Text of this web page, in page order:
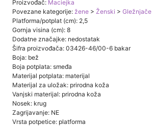
Proizvođač: Maciejka
Povezane kategorije: žene > Ženski > Gležnjače
Platforma/potplat (cm): 2,5
Gornja visina (cm): 8
Dodatne značajke: nedostatak
Šifra proizvođača: 03426-46/00-6 bakar
Boja: bež
Boja potplata: smeđa
Materijal potplata: materijal
Materijal za uložak: prirodna koža
Vanjski materijal: prirodna koža
Nosek: krug
Zagrijavanje: NE
Vrsta potpetice: platforma